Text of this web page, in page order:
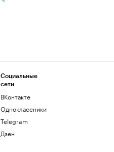
Социальные
сети
ВКонтакте
Одноклассники
Telegram
Дзен